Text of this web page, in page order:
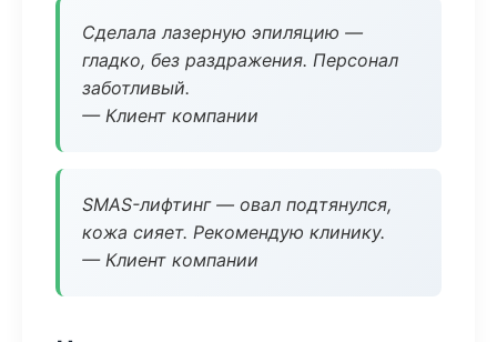
Сделала лазерную эпиляцию —
гладко, без раздражения. Персонал
заботливый.
— Клиент компании
SMAS-лифтинг — овал подтянулся,
кожа сияет. Рекомендую клинику.
— Клиент компании